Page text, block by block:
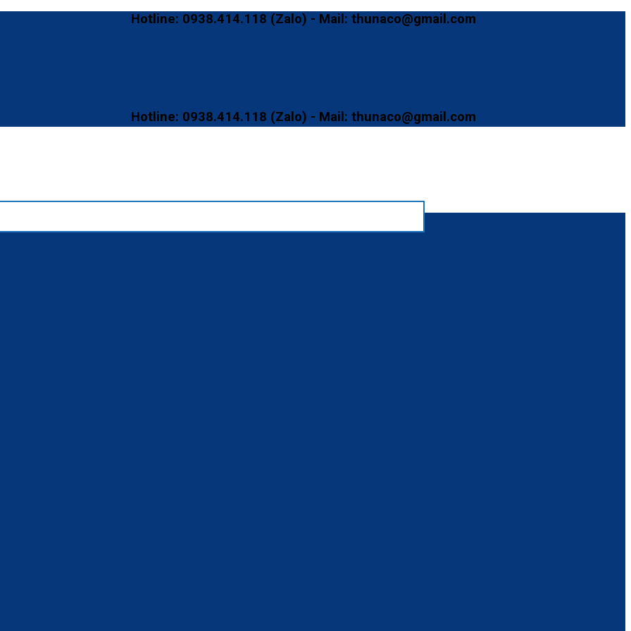
Hotline: 0938.414.118 (Zalo) - Mail: thunaco@gmail.com
Hotline: 0938.414.118 (Zalo) - Mail: thunaco@gmail.com